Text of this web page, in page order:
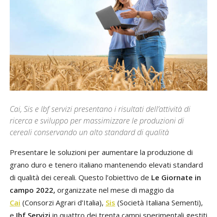
Cai, Sis e Ibf servizi presentano i risultati dell’attività di
ricerca e sviluppo per massimizzare le produzioni di
cereali conservando un alto standard di qualità
Presentare le soluzioni per aumentare la produzione di
grano duro e tenero italiano mantenendo elevati standard
di qualità dei cereali. Questo l’obiettivo de Le Giornate in
campo 2022, organizzate nel mese di maggio da
Cai (Consorzi Agrari d’Italia), Sis (Società Italiana Sementi),
e Ibf Servizi in quattro dei trenta campi sperimentali gestiti